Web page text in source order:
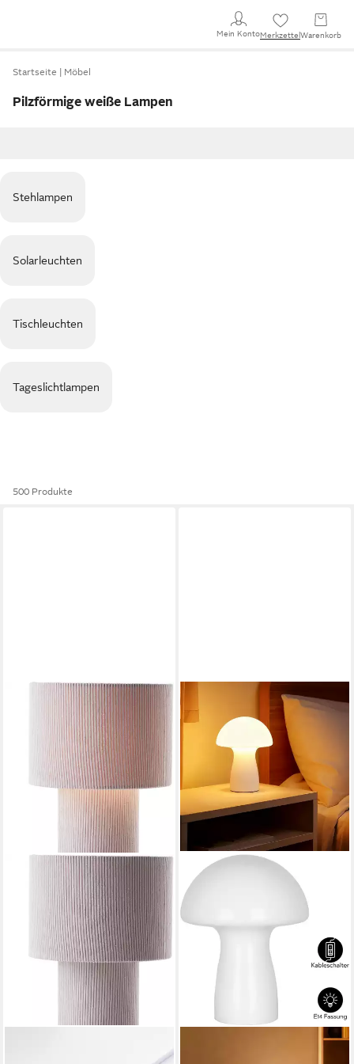
Mein KontoMerkzettel Warenkorb
Startseite Möbel
Pilzförmige weiße Lampen
Stehlampen
Solarleuchten
Tischleuchten
Tageslichtlampen
500 Produkte